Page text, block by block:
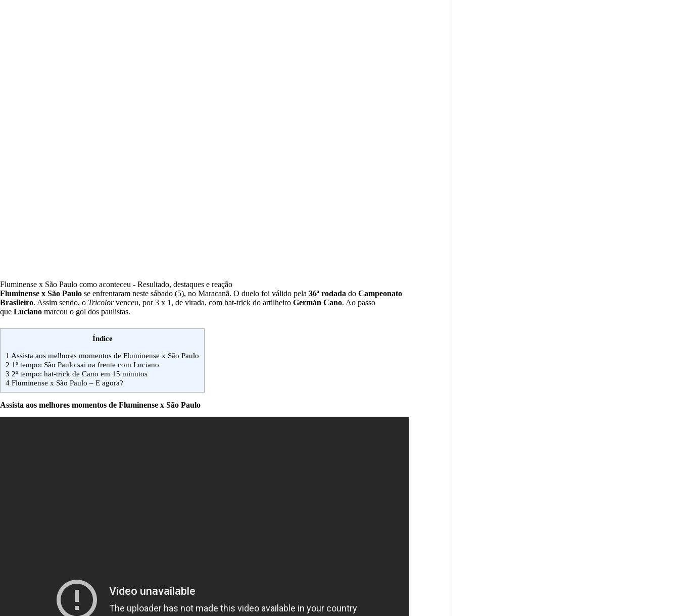
Fluminense x São Paulo como aconteceu - Resultado, destaques e reação
Fluminense x São Paulo se enfrentaram neste sábado (5), no Maracanã. O duelo foi válido pela 36ª rodada do Campeonato
Brasileiro. Assim sendo, o Tricolorvenceu, por 3 x 1, de virada, com hat-trick do artilheiro Germán Cano. Ao passo
que Luciano marcou o gol dos paulistas.
Índice
1 Assista aos melhores momentos de Fluminense x São Paulo
2 1º tempo: São Paulo sai na frente com Luciano
3 2º tempo: hat-trick de Cano em 15 minutos
4 Fluminense x São Paulo – E agora?
Assista aos melhores momentos de Fluminense x São Paulo